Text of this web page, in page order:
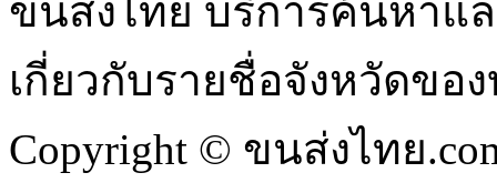
ขนส่งไทย บริการค้นหาแ
เกี่ยวกับรายชื่อจังหวัดขอ
Copyright © ขนส่งไทย